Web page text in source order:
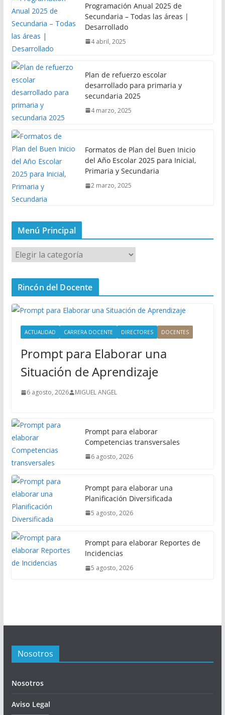
Programación Anual 2025 de
Secundaria – Todas las áreas |
Desarrollado
4 abril, 2025
Plan de refuerzo escolar
desarrollado para primaria y
secundaria 2025
4 marzo, 2025
Formatos de Plan del Buen Inicio
del Año Escolar 2025 para Inicial,
Primaria y Secundaria
2 marzo, 2025
Menú Principal
M
e
n
P
Rincón del Docente
ACTUALIDAD CARRERA DOCENTE DIRECTORES DOCENTES
Prompt para Elaborar una
Situación de Aprendizaje
6 agosto, 2026 MIGUEL ANGEL
Prompt para elaborar
Competencias transversales
6 agosto, 2026
Prompt para elaborar una
Planificación Diversificada
5 agosto, 2026
Prompt para elaborar Reportes de
Incidencias
5 agosto, 2026
Nosotros
Nosotros
Aviso Legal